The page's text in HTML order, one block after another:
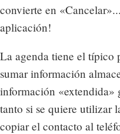
convierte en
aplicación!
La agenda tiene el típico
sumar información
información «extendida»
tanto si se quiere utilizar
copiar el contacto al